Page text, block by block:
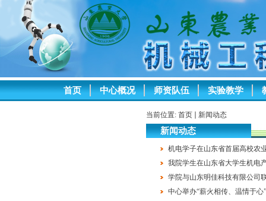
首页 中心概况 师资队伍 实验教学
当前位置: 首页 新闻动态
新闻动态
机电学子在山东省首届高校农
我院学生在山东省大学生机电
学院与山东明佳科技有限公司
中心举办“薪火相传、温情于